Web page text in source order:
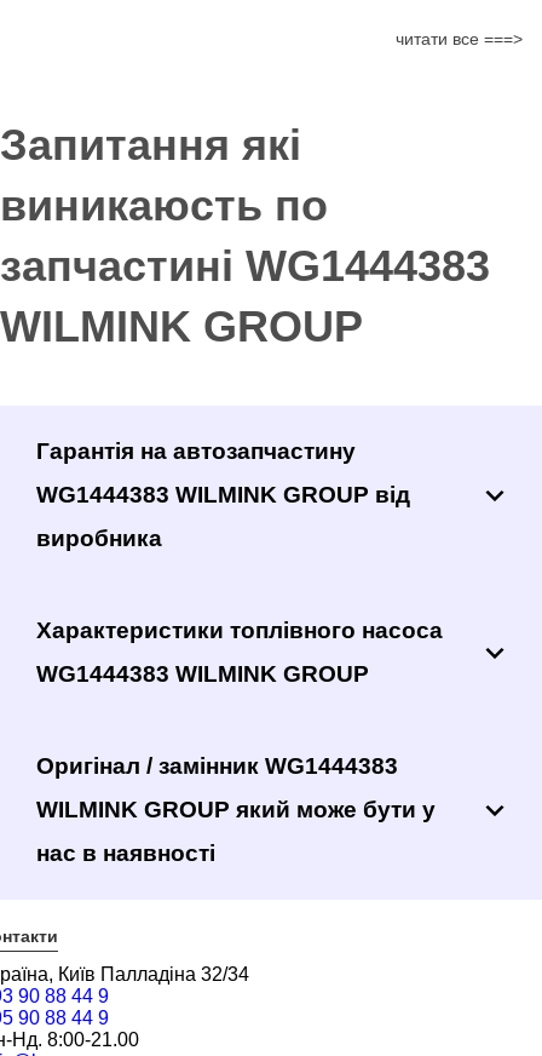
читати все ===>
Запитання які
виникаюсть по
запчастині WG1444383
WILMINK GROUP
Гарантія на автозапчастину
WG1444383 WILMINK GROUP від
виробника
Характеристики топлівного насоса
WG1444383 WILMINK GROUP
Оригінал / замінник WG1444383
WILMINK GROUP який може бути у
нас в наявності
Київ Палладіна 32/34
90 88 44 9
90 88 44 9
Нд. 8:00-21.00